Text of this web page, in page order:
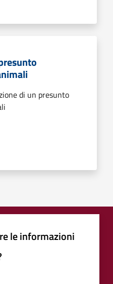
di un presunto
le informazioni